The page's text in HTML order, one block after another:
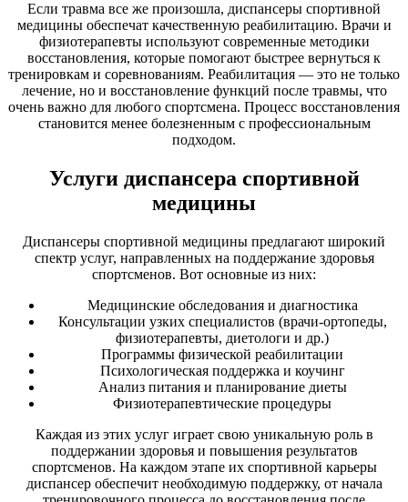
Если травма все же произошла, диспансеры спортивной
медицины обеспечат качественную реабилитацию. Врачи и
физиотерапевты используют современные методики
восстановления, которые помогают быстрее вернуться к
тренировкам и соревнованиям. Реабилитация — это не только
лечение, но и восстановление функций после травмы, что
очень важно для любого спортсмена. Процесс восстановления
становится менее болезненным с профессиональным
подходом.
Услуги диспансера спортивной
медицины
Диспансеры спортивной медицины предлагают широкий
спектр услуг, направленных на поддержание здоровья
спортсменов. Вот основные из них:
Медицинские обследования и диагностика
Консультации узких специалистов (врачи-ортопеды,
физиотерапевты, диетологи и др.)
Программы физической реабилитации
Психологическая поддержка и коучинг
Анализ питания и планирование диеты
Физиотерапевтические процедуры
Каждая из этих услуг играет свою уникальную роль в
поддержании здоровья и повышения результатов
спортсменов. На каждом этапе их спортивной карьеры
диспансер обеспечит необходимую поддержку, от начала